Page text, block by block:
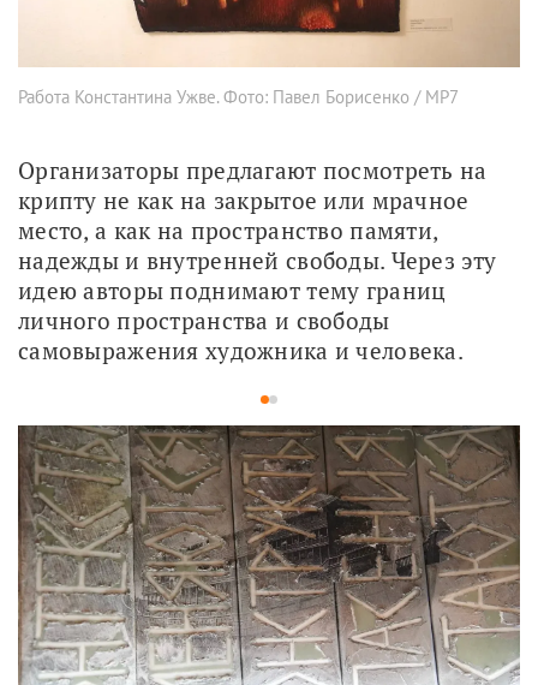
Работа Константина Ужве. Фото: Павел Борисенко / МР7
Организаторы предлагают посмотреть на
крипту не как на закрытое или мрачное
место, а как на пространство памяти,
надежды и внутренней свободы. Через эту
идею авторы поднимают тему границ
личного пространства и свободы
самовыражения художника и человека.
12